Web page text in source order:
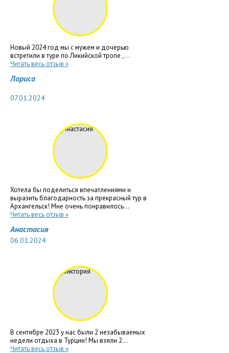
Новый 2024 год мы с мужем и дочерью
встретили в туре по Ликийской тропе ,...
Читать весь отзыв »
Лариса
07.01.2024
Хотела бы поделиться впечатлениями и
выразить благодарность за прекрасный тур в
Архангельск! Мне очень понравилось...
Читать весь отзыв »
Анастасия
06.01.2024
В сентябре 2023 у нас были 2 незабываемых
недели отдыха в Турции! Мы взяли 2...
Читать весь отзыв »